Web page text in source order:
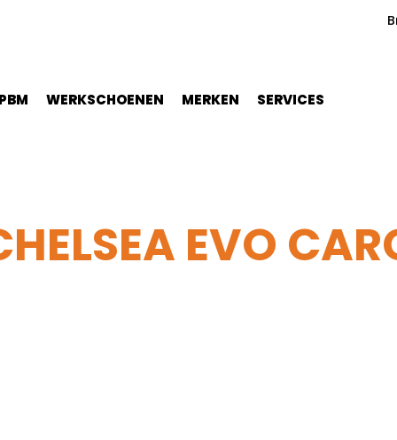
WERKSCHOENEN MERKEN SERVICES
EVO